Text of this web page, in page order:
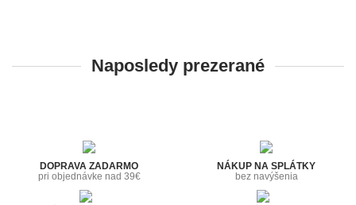
Naposledy prezerané
DOPRAVA ZADARMO
pri objednávke nad 39€
NÁKUP NA SPLÁTKY
bez navýšenia